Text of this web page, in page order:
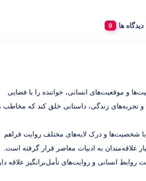
دیدگاه ها
و موقعیت‌های انسانی، خواننده را با فضایی
و تجربه‌های زندگی، داستانی خلق کند که مخاطب
شخصیت‌ها و درک لایه‌های مختلف روایت فراهم
با محوریت روابط انسانی و روایت‌های تأمل‌برانگیز علاقه